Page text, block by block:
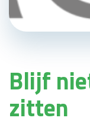
Blijf
zitten